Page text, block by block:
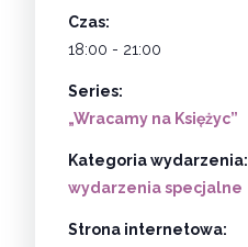
Czas:
18:00 - 21:00
Series:
„Wracamy na Księżyc”
Kategoria wydarzenia:
wydarzenia specjalne
Strona internetowa: